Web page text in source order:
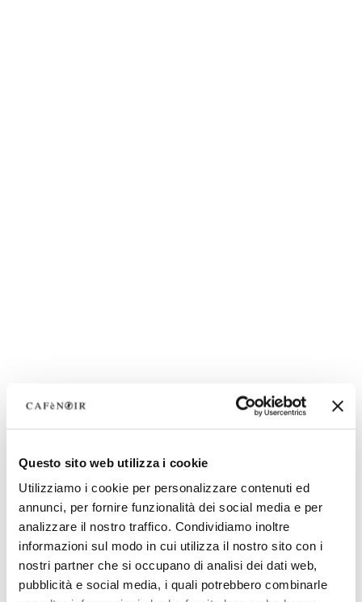
Questo sito web utilizza i cookie
Utilizziamo i cookie per personalizzare contenuti ed
annunci, per fornire funzionalità dei social media e per
analizzare il nostro traffico. Condividiamo inoltre
informazioni sul modo in cui utilizza il nostro sito con i
nostri partner che si occupano di analisi dei dati web,
pubblicità e social media, i quali potrebbero combinarle